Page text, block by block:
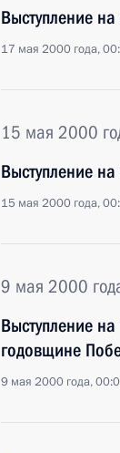
Выступление
17 мая 2000 года,
15 мая 2000
Выступление
15 мая 2000 года,
9 мая 2000
Выступление
годовщине
9 мая 2000 года,